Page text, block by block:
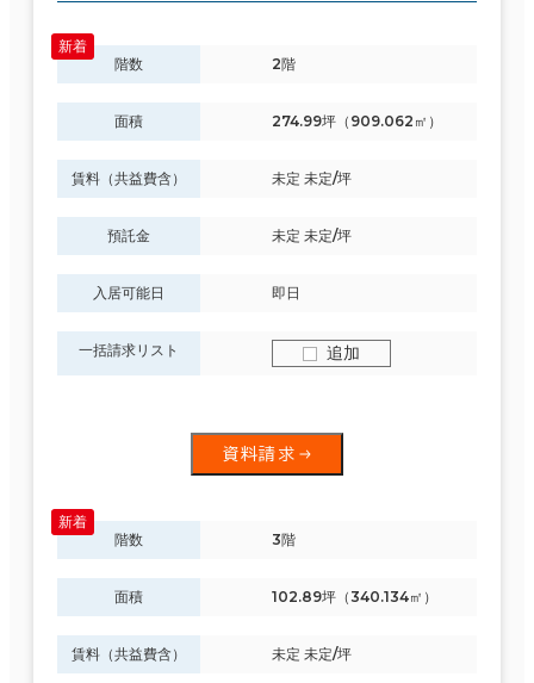
階数 2階
面積 274.99坪（909.062㎡）
賃料（共益費含） 未定 未定/坪
預託金 未定 未定/坪
入居可能日 即日
一括請求リスト 追加
資料請求
階数 3階
面積 102.89坪（340.134㎡）
賃料（共益費含） 未定 未定/坪